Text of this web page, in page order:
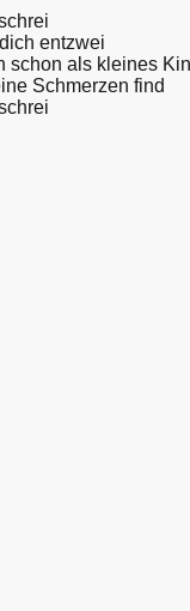
entzwei
schon als kleines
Schmerzen find